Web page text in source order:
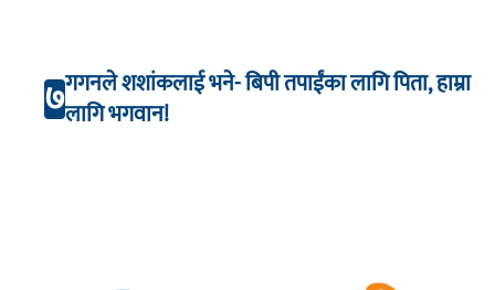
७गगनले शशांकलाई भने- बिपी तपाईंका लागि पिता, हाम्रा
लागि भगवान!